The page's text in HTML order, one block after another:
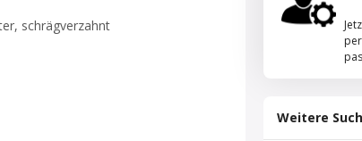
schrägverzahnt
Weitere